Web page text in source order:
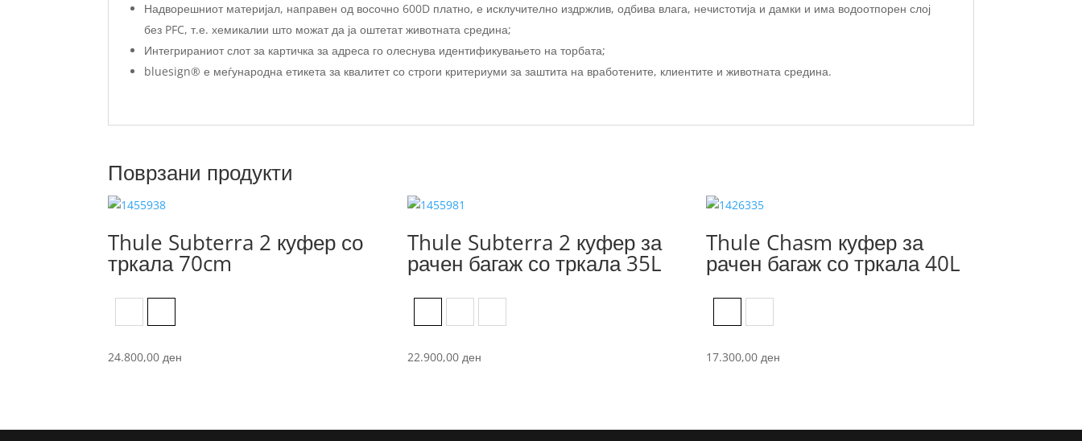
Надворешниот материјал, направен од восочно 600D платно, е исклучително издржлив, одбива влага, нечистотија и дамки и има водоотпорен слој
без PFC, т.е. хемикалии што можат да ја оштетат животната средина;
Интегрираниот слот за картичка за адреса го олеснува идентификувањето на торбата;
bluesign® е меѓународна етикета за квалитет со строги критериуми за заштита на вработените, клиентите и животната средина.
Поврзани продукти
Thule Subterra 2 куфер со
тркала 70cm
24.800,00ден
Thule Subterra 2 куфер за
рачен багаж со тркала 35L
22.900,00 ден
Thule Chasm куфер за
рачен багаж со тркала 40L
17.300,00ден